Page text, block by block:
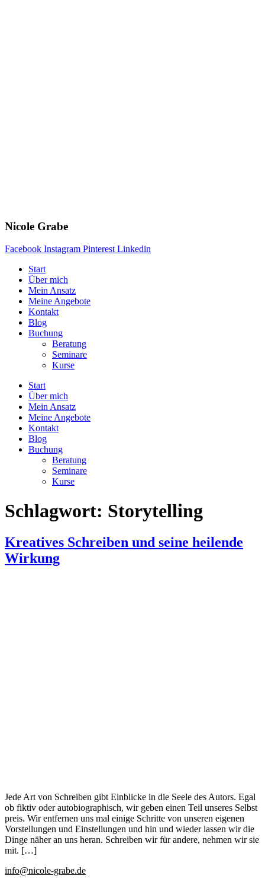
Nicole Grabe
Facebook Instagram Pinterest Linkedin
Start
Über mich
Mein Ansatz
Meine Angebote
Kontakt
Blog
Buchung
Beratung
Seminare
Kurse
Start
Über mich
Mein Ansatz
Meine Angebote
Kontakt
Blog
Buchung
Beratung
Seminare
Kurse
Schlagwort: Storytelling
Kreatives Schreiben und seine heilende
Wirkung
Jede Art von Schreiben gibt Einblicke in die Seele des Autors. Egal
ob fiktiv oder autobiographisch, wir geben einen Teil unseres Selbst
preis. Wir entfernen uns mal einige Schritte von unseren eigenen
Vorstellungen und Einstellungen und hin und wieder lassen wir die
Dinge näher an uns heran. Schreiben wir für andere, nehmen wir sie
mit. […]
info@nicole-grabe.de